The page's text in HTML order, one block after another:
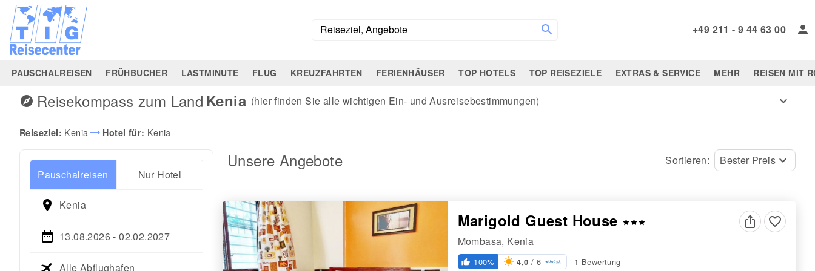
+49 211 - 9 44 63 00
PAUSCHALREISEN FRÜHBUCHER LASTMINUTE FLUG KREUZFAHRTEN FERIENHÄUSER TOP HOTELS TOP REISEZIELE EXTRAS & SERVICE MEHR REISEN MIT
explore Reisekompass zum Land Kenia (hier finden Sie alle wichtigen Ein- und Ausreisebestimmungen) expand_more
Reiseziel: Kenia arrow_right_alt Hotel für: Kenia
Pauschalreisen Nur Hotel
Kenia
13.08.2026 - 02.02.2027
Alle Abflughafen
Unsere Angebote Sortieren: Bester Preis keyboard_arrow_down
Marigold Guest House starstarstar favorite_border
Mombasa, Kenia
thumb_up_alt 100% 4,0 / 6 1 Bewertung